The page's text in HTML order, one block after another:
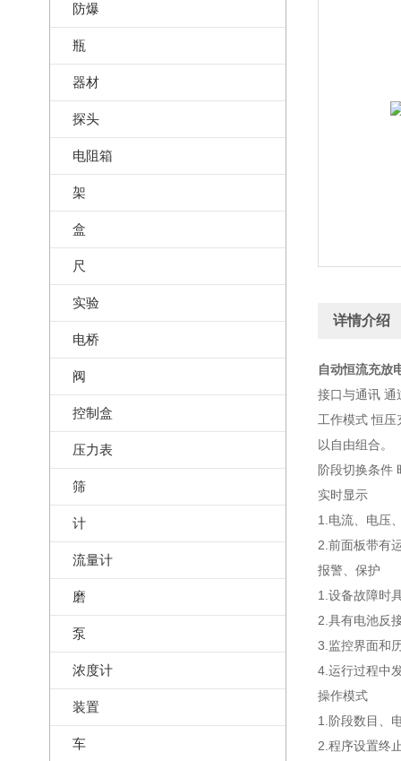
防爆
瓶
器材
探头
电阻箱
架
盒
尺
实验
电桥
阀
控制盒
压力表
筛
计
流量计
磨
泵
浓度计
装置
车
详情介绍
自动恒流充放
接口与通讯 通
工作模式 恒
以自由组合。
阶段切换条件
实时显示
1.电流、电压
2.前面板带有
报警、保护
1.设备故障时
2.具有电池反
3.监控界面和
4.运行过程中
操作模式
1.阶段数目、
2.程序设置终